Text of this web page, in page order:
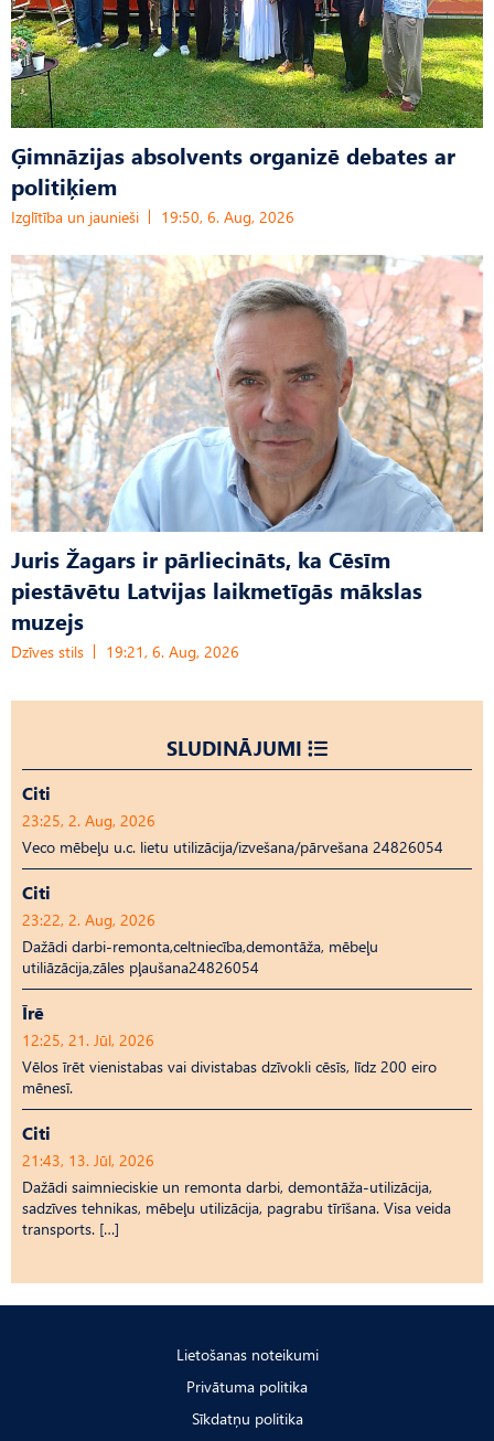
Ģimnāzijas absolvents organizē debates ar
politiķiem
Izglītība un jaunieši 19:50, 6. Aug, 2026
Juris Žagars ir pārliecināts, ka Cēsīm
piestāvētu Latvijas laikmetīgās mākslas
muzejs
Dzīves stils 19:21, 6. Aug, 2026
SLUDINĀJUMI
Citi
23:25, 2. Aug, 2026
Veco mēbeļu u.c. lietu utilizācija/izvešana/pārvešana 24826054
Citi
23:22, 2. Aug, 2026
Dažādi darbi-remonta,celtniecība,demontāža, mēbeļu
utiliāzācija,zāles pļaušana24826054
Īrē
12:25, 21. Jūl, 2026
Vēlos īrēt vienistabas vai divistabas dzīvokli cēsīs, līdz 200 eiro
mēnesī.
Citi
21:43, 13. Jūl, 2026
Dažādi saimnieciskie un remonta darbi, demontāža-utilizācija,
sadzīves tehnikas, mēbeļu utilizācija, pagrabu tīrīšana. Visa veida
transports. […]
Lietošanas noteikumi
Privātuma politika
Sīkdatņu politika